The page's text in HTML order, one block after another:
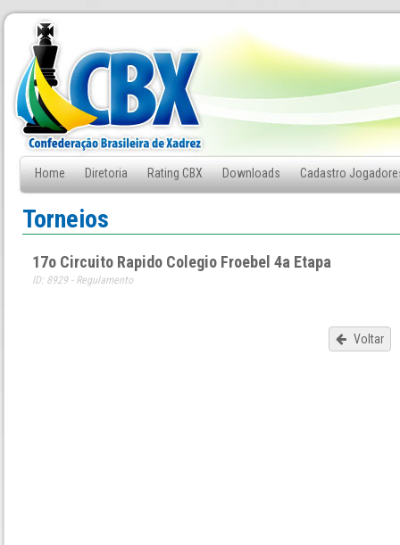
Home Diretoria Rating CBX Downloads Cadastro
Fale Conosco
Torneios
17o Circuito Rapido Colegio Froebel 4a Etapa
ID: 8929 - Regulamento
Voltar